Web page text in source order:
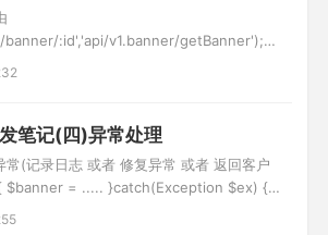
:id','api/v1.banner/getBanner');
Db::query("select * from user
笔记(四)异常处理
常(记录日志 或者 修复异常 或者 返回客户
$banner = ..... }catch(Exception $ex) {
'msg'=>$ex->getMessage() ];